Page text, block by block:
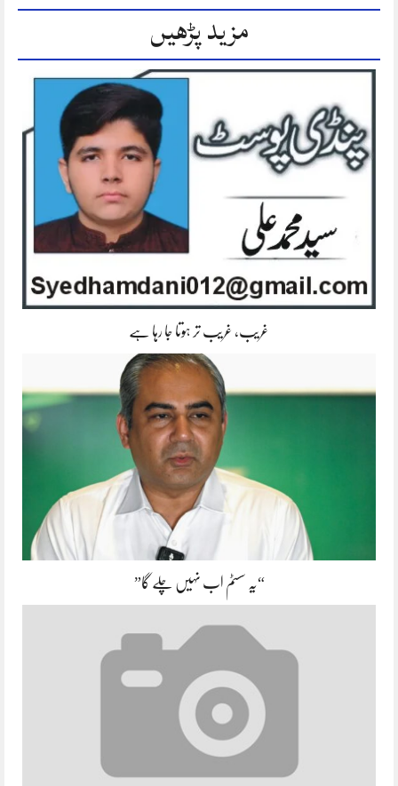
مزید پڑھیں
غریب، غریب تر ہوتا جا رہا ہے
“یہ سسٹم اب نہیں چلے گا”